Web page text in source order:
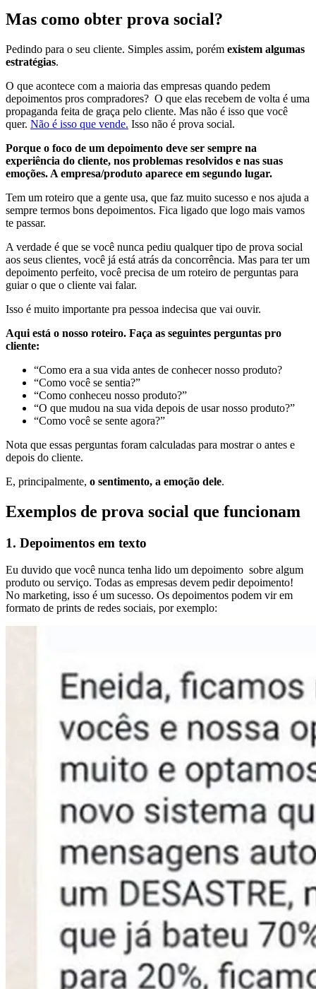
Mas como obter prova social?
Pedindo para o seu cliente. Simples assim, porém existem algumas
estratégias.
O que acontece com a maioria das empresas quando pedem
depoimentos pros compradores? O que elas recebem de volta é uma
propaganda feita de graça pelo cliente. Mas não é isso que você
quer. Não é isso que vende. Isso não é prova social.
Porque o foco de um depoimento deve ser sempre na
experiência do cliente, nos problemas resolvidos e nas suas
emoções. A empresa/produto aparece em segundo lugar.
Tem um roteiro que a gente usa, que faz muito sucesso e nos ajuda a
sempre termos bons depoimentos. Fica ligado que logo mais vamos
te passar.
A verdade é que se você nunca pediu qualquer tipo de prova social
aos seus clientes, você já está atrás da concorrência. Mas para ter um
depoimento perfeito, você precisa de um roteiro de perguntas para
guiar o que o cliente vai falar.
Isso é muito importante pra pessoa indecisa que vai ouvir.
Aqui está o nosso roteiro. Faça as seguintes perguntas pro
cliente:
“Como era a sua vida antes de conhecer nosso produto?
“Como você se sentia?”
“Como conheceu nosso produto?”
“O que mudou na sua vida depois de usar nosso produto?”
“Como você se sente agora?”
Nota que essas perguntas foram calculadas para mostrar o antes e
depois do cliente.
E, principalmente, o sentimento, a emoção dele.
Exemplos de prova social que funcionam
1. Depoimentos em texto
Eu duvido que você nunca tenha lido um depoimento sobre algum
produto ou serviço. Todas as empresas devem pedir depoimento!
No marketing, isso é um sucesso. Os depoimentos podem vir em
formato de prints de redes sociais, por exemplo: